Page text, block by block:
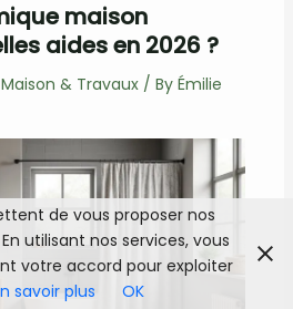
maison
aides en 2026 ?
Maison & Travaux/ By Émilie
de vous proposer nos
utilisant nos services, vous
votre accord pour exploiter
savoir plus OK